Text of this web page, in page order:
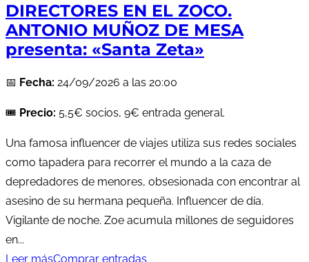
DIRECTORES EN EL ZOCO.
ANTONIO MUÑOZ DE MESA
presenta: «Santa Zeta»
📅 Fecha: 24/09/2026 a las 20:00
🎟️ Precio: 5,5€ socios, 9€ entrada general.
Una famosa influencer de viajes utiliza sus redes sociales
como tapadera para recorrer el mundo a la caza de
depredadores de menores, obsesionada con encontrar al
asesino de su hermana pequeña. Influencer de día.
Vigilante de noche. Zoe acumula millones de seguidores
en...
Leer másComprar entradas